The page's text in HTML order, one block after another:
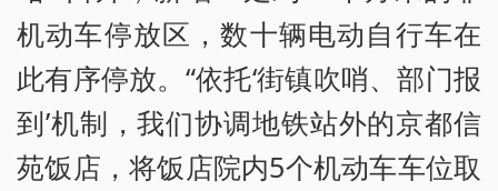
机动车停放区，数十辆电动自行车在
此有序停放。“依托‘街镇吹哨、部门报
到’机制，我们协调地铁站外的京都信
苑饭店，将饭店院内5个机动车车位取